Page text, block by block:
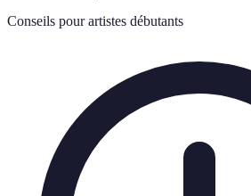
Conseils pour artistes débutants